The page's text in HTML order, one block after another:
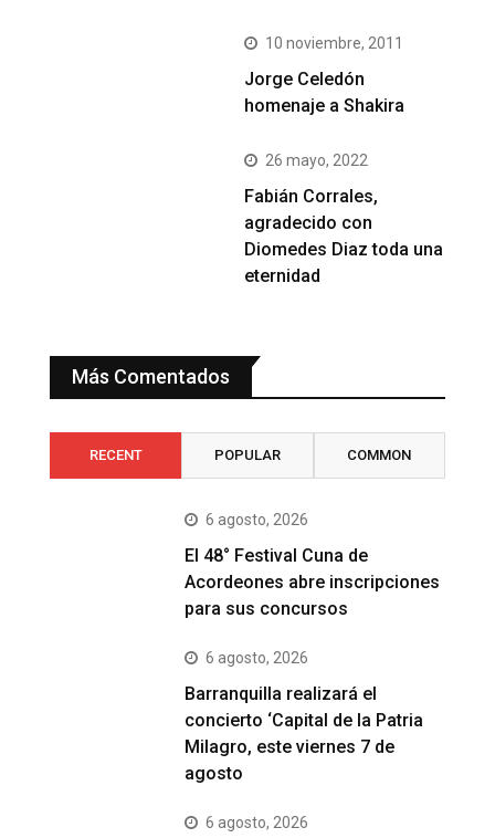
10 noviembre, 2011
Jorge Celedón
homenaje a Shakira
26 mayo, 2022
Fabián Corrales,
agradecido con
Diomedes Diaz toda una
eternidad
Más Comentados
RECENT POPULAR COMMON
6 agosto, 2026
El 48° Festival Cuna de
Acordeones abre inscripciones
para sus concursos
6 agosto, 2026
Barranquilla realizará el
concierto ‘Capital de la Patria
Milagro, este viernes 7 de
agosto
6 agosto, 2026